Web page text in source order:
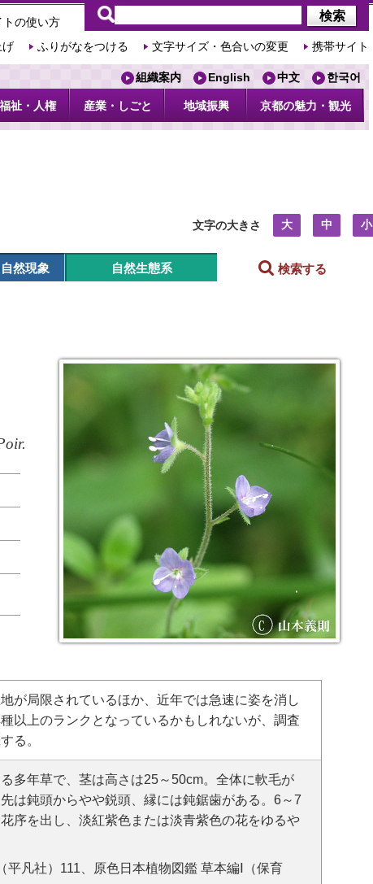
トの使い方
げ
ふりがなをつける 文字サイズ・色合いの変更 携帯サイト
組織案内 English 中文 한국어
祉・人権 産業・しごと 地域振興 京都の魅力・観光
文字の大きさ 大 中 小
然現象 自然生態系
検索する
が局限されているほか、近年では急速に姿を消し
以上のランクとなっているかもしれないが、調査
る。
多年草で、茎は高さは25～50cm。全体に軟毛が
は鈍頭からやや鋭頭、縁には鈍鋸歯がある。6～7
序を出し、淡紅紫色または淡青紫色の花をゆるや
凡社）111、原色日本植物図鑑 草本編Ⅰ（保育